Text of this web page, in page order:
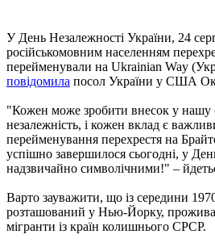
У День Незалежності України, 24
російськомовним населенням
перейменували на Ukrainian Way
повідомила посол України у США
"Кожен може зробити внесок у нашу
незалежність, і кожен вклад є
перейменування перехрестя на
успішно завершилося сьогодні, у
надзвичайно символічними!" –
Варто зауважити, що із середини
розташований у Нью-Йорку,
мігранти із країн колишнього СРСР.